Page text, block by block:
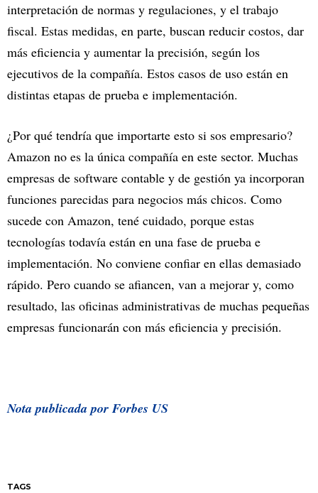
interpretación de normas y regulaciones, y el trabajo
fiscal. Estas medidas, en parte, buscan reducir costos, dar
más eficiencia y aumentar la precisión, según los
ejecutivos de la compañía. Estos casos de uso están en
distintas etapas de prueba e implementación.
¿Por qué tendría que importarte esto si sos empresario?
Amazon no es la única compañía en este sector. Muchas
empresas de software contable y de gestión ya incorporan
funciones parecidas para negocios más chicos. Como
sucede con Amazon, tené cuidado, porque estas
tecnologías todavía están en una fase de prueba e
implementación. No conviene confiar en ellas demasiado
rápido. Pero cuando se afiancen, van a mejorar y, como
resultado, las oficinas administrativas de muchas pequeñas
empresas funcionarán con más eficiencia y precisión.
Nota publicada por Forbes US
TAGS